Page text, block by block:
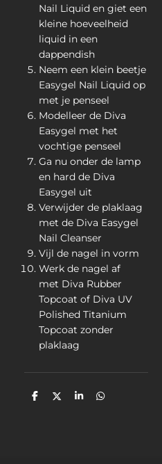
Nail Liquid en giet een
kleine hoeveelheid
liquid in een
dappendish
Neem een klein beetje
Easygel Nail Liquid op
met je penseel
Modelleer de Diva
Easygel met het
vochtige penseel
Ga nu onder de lamp
en hard de Diva
Easygel uit
Verwijder de plaklaag
met de Diva Easygel
Nail Cleanser
Vijl de nagel in vorm
Werk de nagel af
met Diva Rubber
Topcoat of Diva UV
Polished Titanium
Topcoat zonder
plaklaag
D
D
S
D